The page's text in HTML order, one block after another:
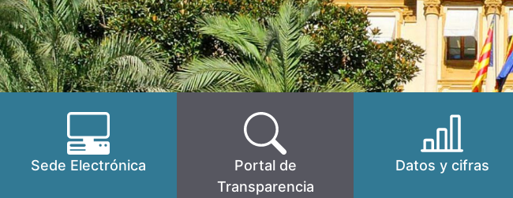
Sede Electrónica
Portal de
Transparencia
Datos y cifras